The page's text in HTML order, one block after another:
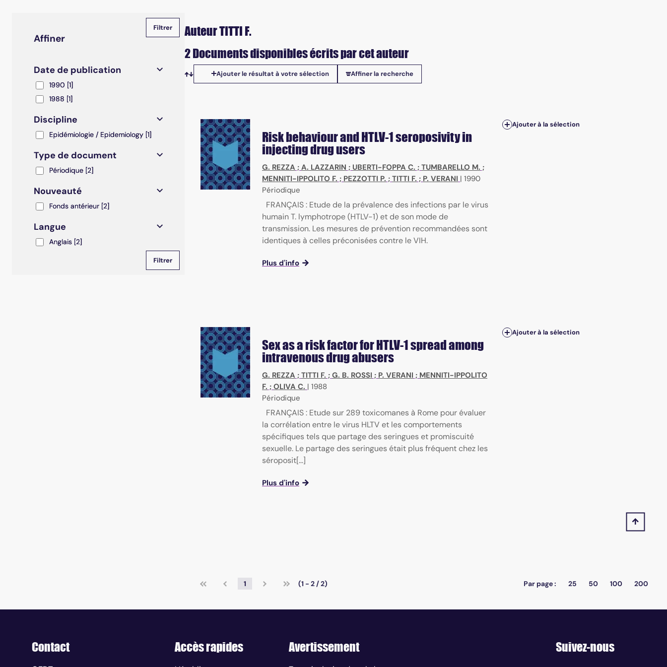
Affiner
Date de publication
19901990 [1]
19881988 [1]
Discipline
Epidémiologie / Epidemiology
Epidémiologie / Epidemiology [1]
Type de document
Périodique
Périodique [2]
Nouveauté
Fonds antérieur
Fonds antérieur [2]
Langue
AnglaisAnglais [2]
Auteur TITTI F.
2 Documents disponibles écrits par cet auteur
Tris disponibles
Ajouter le résultat à votre sélection Affiner la recherche
Risk behaviour and HTLV-1 seroposivity in
injecting drug users
G. REZZA ; A. LAZZARIN ; UBERTI-FOPPA C. ; TUMBARELLO M. ;
MENNITI-IPPOLITO F. ; PEZZOTTI P. ; TITTI F. ; P. VERANI | 1990
Périodique
FRANÇAIS : Etude de la prévalence des infections par le virus
humain T. lymphotrope (HTLV-1) et de son mode de
transmission. Les mesures de prévention recommandées sont
identiques à celles préconisées contre le VIH.
Plus d'info
Ajouter à la sélection
Sex as a risk factor for HTLV-1 spread among
intravenous drug abusers
G. REZZA ; TITTI F. ; G. B. ROSSI ; P. VERANI ; MENNITI-IPPOLITO
F. ; OLIVA C. | 1988
Périodique
FRANÇAIS : Etude sur 289 toxicomanes à Rome pour évaluer
la corrélation entre le virus HLTV et les comportements
spécifiques tels que partage des seringues et promiscuité
sexuelle. Le partage des seringues était plus fréquent chez les
séroposit[...]
Plus d'info
Ajouter à la sélection
1 (1 - 2 / 2) Par page : 25 50 100 200
Contact Accès rapides Avertissement Suivez-nous